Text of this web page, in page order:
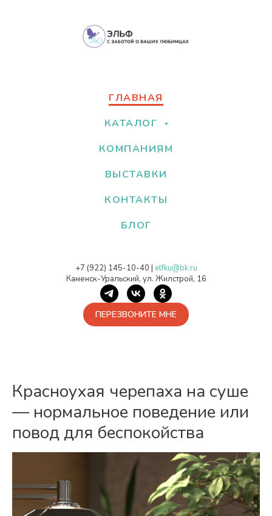
ГЛАВНАЯ
КАТАЛОГ
КОМПАНИЯМ
ВЫСТАВКИ
КОНТАКТЫ
БЛОГ
+7 (922) 145-10-40 | elfku@bk.ru
Каменск-Уральский, ул. Жилстрой, 16
ПЕРЕЗВОНИТЕ МНЕ
Красноухая черепаха на суше
— нормальное поведение или
повод для беспокойства